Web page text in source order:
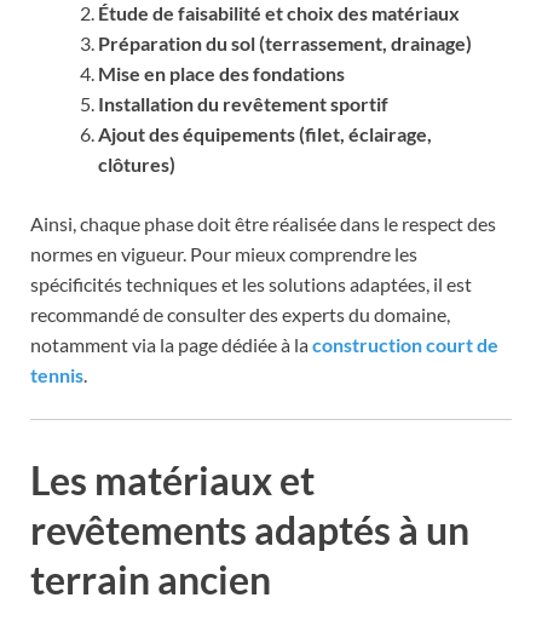
Étude de faisabilité et choix des matériaux
Préparation du sol (terrassement, drainage)
Mise en place des fondations
Installation du revêtement sportif
Ajout des équipements (filet, éclairage,
clôtures)
Ainsi, chaque phase doit être réalisée dans le respect des
normes en vigueur. Pour mieux comprendre les
spécificités techniques et les solutions adaptées, il est
recommandé de consulter des experts du domaine,
notamment via la page dédiée à laconstruction court de
tennis.
Les matériaux et
revêtements adaptés à un
terrain ancien